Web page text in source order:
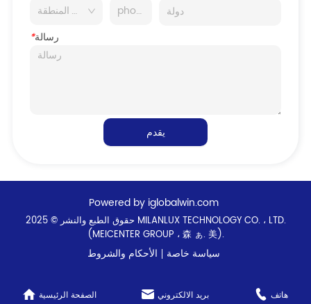
*رسالة
يقدم
الصفحة الرئيسية بريد الالكتروني هاتف
Powered by iglobalwin.com
حقوق الطبع والنشر © 2025 MILANLUX TECHNOLOGY CO. ، LTD.
(MEICENTER GROUP ، 森 ぁ. 美).
سياسة خاصة الأحكام والشروط